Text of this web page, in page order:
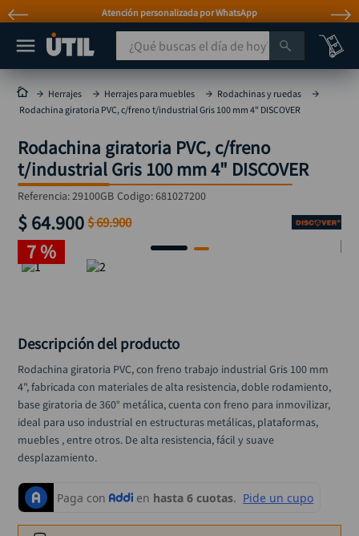
Atención personalizada por WhatsApp
¿Qué buscas el día de hoy?
Herrajes Herrajes para muebles
Rodachinas y ruedas
Rodachina giratoria PVC, c/freno t/industrial Gris 100 mm 4" DISCOVER
Rodachina giratoria PVC, c/freno
t/industrial Gris 100 mm 4" DISCOVER
Referencia:29100GB Codigo:681027200
$64.900 $69.900
7 %
Descripción del producto
Rodachina giratoria PVC, con freno trabajo industrial Gris 100 mm
4", fabricada con materiales de alta resistencia, doble rodamiento,
base giratoria de 360° metálica, cuenta con freno para inmovilizar,
ideal para uso industrial en estructuras metálicas, plataformas,
muebles , entre otros. De alta resistencia, fácil y suave
desplazamiento.
MÁS BUSCADOS
taladro
taladros pulidoras
compresor
sierra circular
ruteadora
broca
taladro inalámbrico
alicate